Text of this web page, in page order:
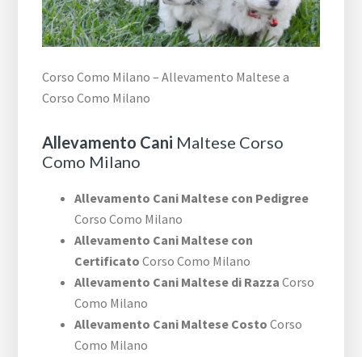
Corso Como Milano – Allevamento Maltese a
Corso Como Milano
Allevamento Cani Maltese Corso
Como Milano
Allevamento Cani Maltese con Pedigree
Corso Como Milano
Allevamento Cani Maltese con
Certificato Corso Como Milano
Allevamento Cani Maltese di Razza Corso
Como Milano
Allevamento Cani Maltese Costo Corso
Como Milano